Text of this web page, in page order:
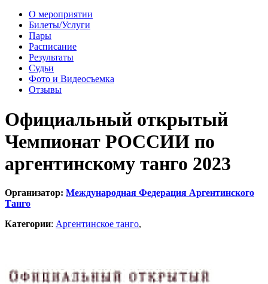
О мероприятии
Билеты/Услуги
Пары
Расписание
Результаты
Судьи
Фото и Видеосъемка
Отзывы
Официальный открытый
Чемпионат РОССИИ по
аргентинскому танго 2023
Организатор: Международная Федерация Аргентинского
Танго
Категории: Аргентинское танго,